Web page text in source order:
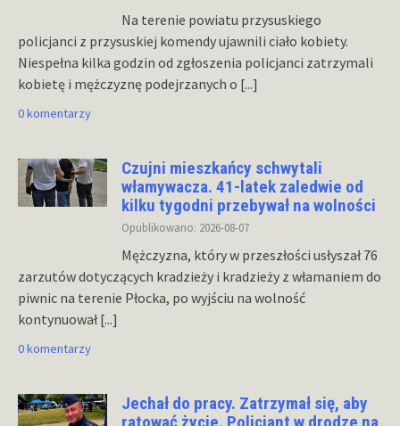
Na terenie powiatu przysuskiego
policjanci z przysuskiej komendy ujawnili ciało kobiety.
Niespełna kilka godzin od zgłoszenia policjanci zatrzymali
kobietę i mężczyznę podejrzanych o [...]
0 komentarzy
Czujni mieszkańcy schwytali
włamywacza. 41-latek zaledwie od
kilku tygodni przebywał na wolności
Opublikowano: 2026-08-07
Mężczyzna, który w przeszłości usłyszał 76
zarzutów dotyczących kradzieży i kradzieży z włamaniem do
piwnic na terenie Płocka, po wyjściu na wolność
kontynuował[...]
0 komentarzy
Jechał do pracy. Zatrzymał się, aby